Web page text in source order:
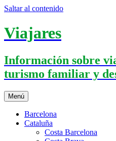
Saltar al contenido
Viajares
Información sobre
turismo familiar y
Menú
Barcelona
Cataluña
Costa Barcelona